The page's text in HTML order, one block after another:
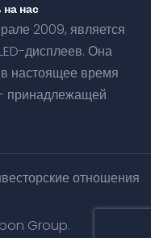
нас
2009, является
дисплеев. Она
настоящее время
принадлежащей
отношения
Group.